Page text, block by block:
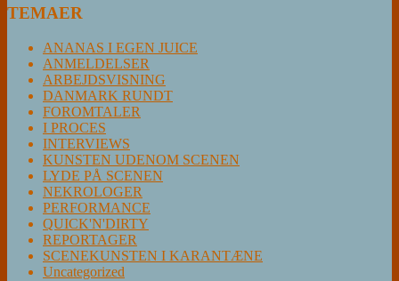
TEMAER
ANANAS I EGEN JUICE
ANMELDELSER
ARBEJDSVISNING
DANMARK RUNDT
FOROMTALER
I PROCES
INTERVIEWS
KUNSTEN UDENOM SCENEN
LYDE PÅ SCENEN
NEKROLOGER
PERFORMANCE
QUICK'N'DIRTY
REPORTAGER
SCENEKUNSTEN I KARANTÆNE
Uncategorized